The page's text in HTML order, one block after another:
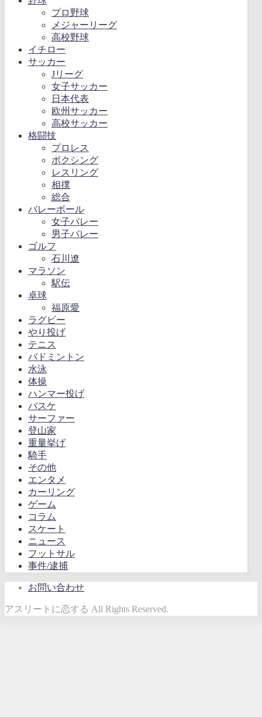
プロ野球
メジャーリーグ
高校野球
イチロー
サッカー
Jリーグ
女子サッカー
日本代表
欧州サッカー
高校サッカー
格闘技
プロレス
ボクシング
レスリング
相撲
総合
バレーボール
女子バレー
男子バレー
ゴルフ
石川遼
マラソン
駅伝
卓球
福原愛
ラグビー
やり投げ
テニス
バドミントン
水泳
体操
ハンマー投げ
バスケ
サーファー
登山家
重量挙げ
騎手
その他
エンタメ
カーリング
ゲーム
コラム
スケート
ニュース
フットサル
事件/逮捕
お問い合わせ
アスリートに恋する All Rights Reserved.